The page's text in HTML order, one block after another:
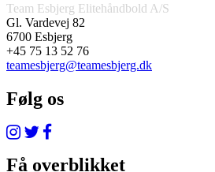
Team Esbjerg Elitehåndbold A/S
Gl. Vardevej 82
6700 Esbjerg
+45 75 13 52 76
teamesbjerg@teamesbjerg.dk
Følg os
Få overblikket